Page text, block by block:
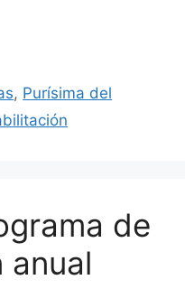
, Purísima del
de
anual